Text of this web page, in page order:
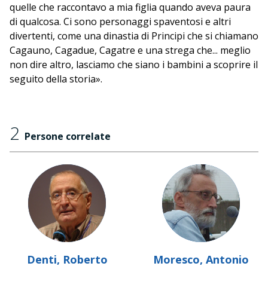
quelle che raccontavo a mia figlia quando aveva paura
di qualcosa. Ci sono personaggi spaventosi e altri
divertenti, come una dinastia di Principi che si chiamano
Cagauno, Cagadue, Cagatre e una strega che... meglio
non dire altro, lasciamo che siano i bambini a scoprire il
seguito della storia».
2 Persone correlate
Denti, Roberto Moresco, Antonio